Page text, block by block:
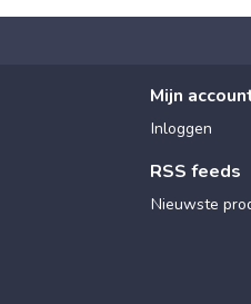
Mijn
Inloggen
RSS feeds
Nieuwste